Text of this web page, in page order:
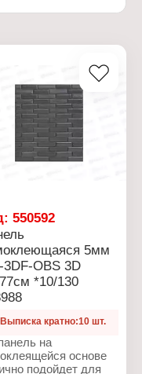
550592
5мм
3DF-OBS 3D
*10/130
кратно:10 шт.
на
основе
подойдет для